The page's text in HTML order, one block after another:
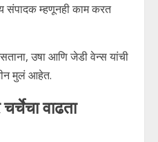
संपादक म्हणूनही काम करत
उषा आणि जेडी वेन्स यांची
मुलं आहेत.
वाढता